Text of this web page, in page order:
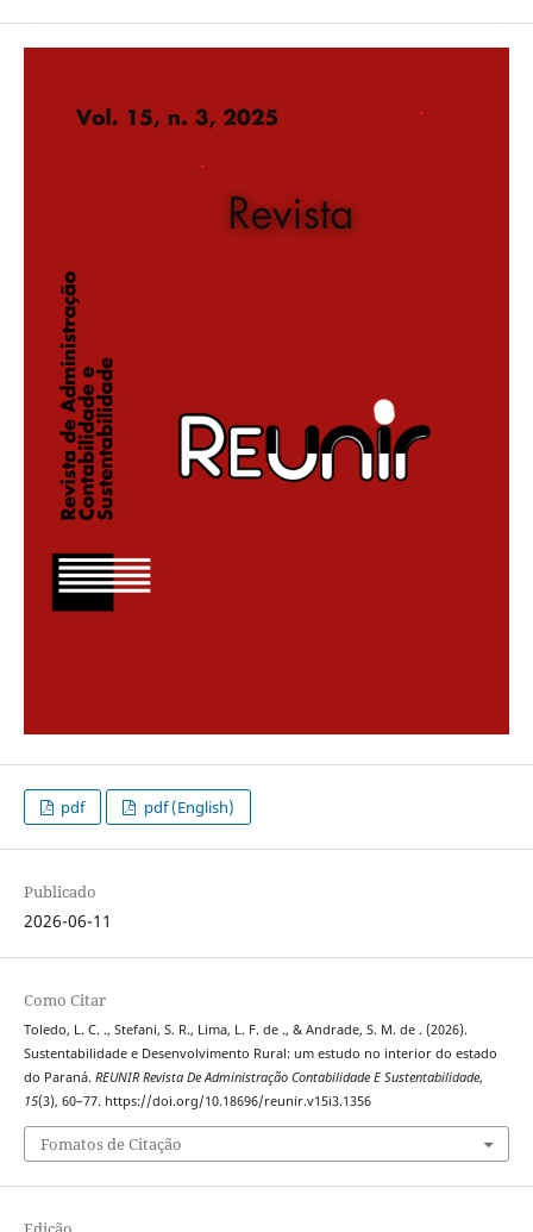
pdf pdf (English)
Publicado
2026-06-11
Como Citar
Toledo, L. C. ., Stefani, S. R., Lima, L. F. de ., & Andrade, S. M. de . (2026).
Sustentabilidade e Desenvolvimento Rural: um estudo no interior do estado
do Paraná. REUNIR Revista De Administração Contabilidade E Sustentabilidade,
15(3), 60–77. https://doi.org/10.18696/reunir.v15i3.1356
Fomatos de Citação